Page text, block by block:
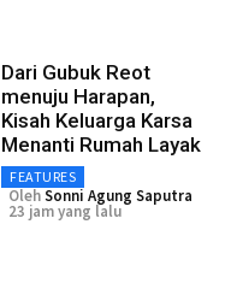
Dari Gubuk Reot
menuju Harapan,
Kisah Keluarga Karsa
Menanti Rumah Layak
FEATURES
OlehSonni Agung Saputra
23 jam yang lalu